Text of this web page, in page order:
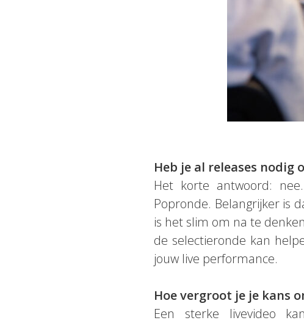
Heb je al releases nodig
Het korte antwoord:
Popronde. Belangrijker is
is het slim om na te
de selectieronde kan
jouw live performance.
Hoe vergroot je je kans
Een sterke livevideo